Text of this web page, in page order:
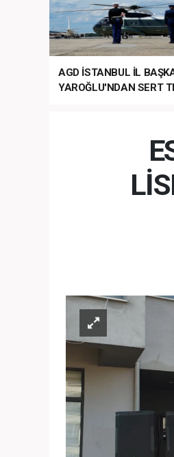
AGD İSTANBUL İL
YAROĞLU'NDAN SERT